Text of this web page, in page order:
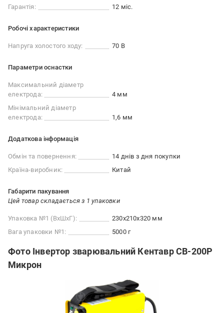
Гарантія:
12 міс.
Робочі характеристики
Напруга холостого ходу: 70 В
Параметри оснастки
Максимальний діаметр
електрода:
4 мм
Мінімальний діаметр
електрода:
1,6 мм
Додаткова інформація
Обмін та повернення:
14 днів з дня покупки
Країна-виробник:
Китай
Габарити пакування
Цей товар складається з 1 упаковки
Упаковка №1 (ВхШхГ):
230x210x320 мм
Вага упаковки №1:
5000 г
Фото Інвертор зварювальний Кентавр СВ-200Р
Микрон